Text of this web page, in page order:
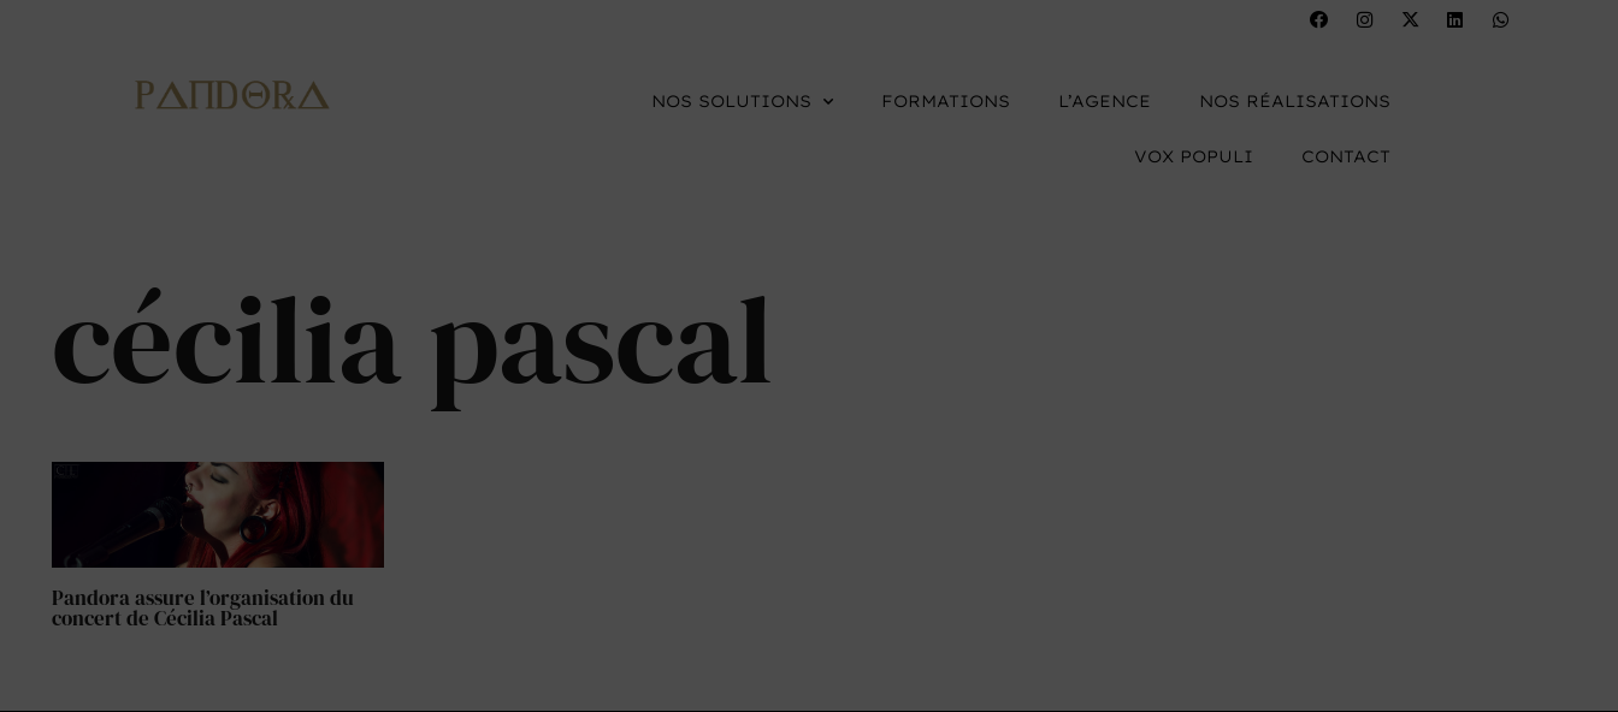
NOS SOLUTIONS FORMATIONS L’AGENCE NOS RÉALISATIONS
VOX POPULI CONTACT
cécilia pascal
Pandora assure l’organisation du
concert de Cécilia Pascal